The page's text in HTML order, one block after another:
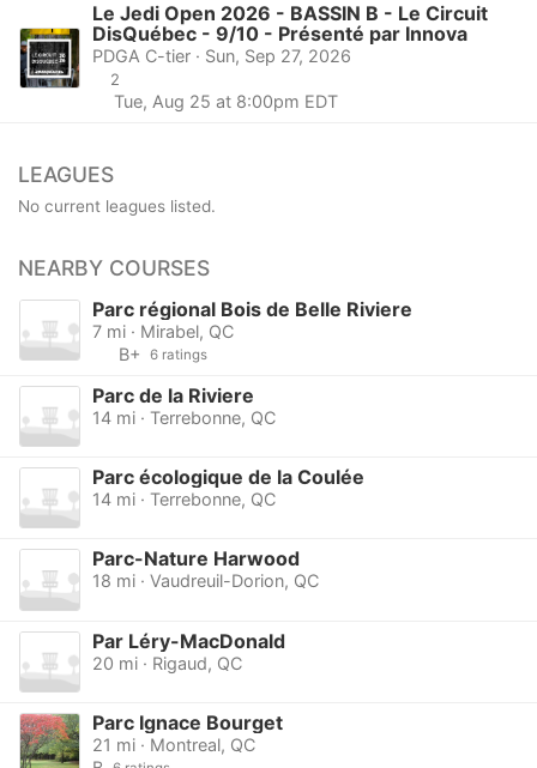
Le Jedi Open 2026 - BASSIN B - Le Circuit
DisQuébec - 9/10 - Présenté par Innova
PDGA C-tier · Sun, Sep 27, 2026
2
Tue, Aug 25 at 8:00pm EDT
LEAGUES
No current leagues listed.
NEARBY COURSES
Parc régional Bois de Belle Riviere
7 mi · Mirabel, QC
B+
6 ratings
Parc de la Riviere
14 mi · Terrebonne, QC
Parc écologique de la Coulée
14 mi · Terrebonne, QC
Parc-Nature Harwood
18 mi · Vaudreuil-Dorion, QC
Par Léry-MacDonald
20 mi · Rigaud, QC
Parc Ignace Bourget
21 mi · Montreal, QC